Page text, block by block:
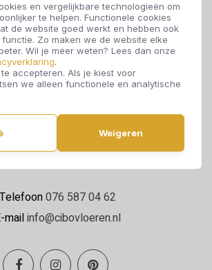
en vergelijkbare technologieën om
te helpen. Functionele cookies
de website goed werkt en hebben ook
Zo maken we de website elke
Wil je meer weten? Lees dan onze
.
te accepteren. Als je kiest voor
we alleen functionele en analytische
Weigeren
Cibo Vloeren
4814 NE Breda
t/m zaterdag 09:00 - 17:00
Telefoon076 587 04 62
mailinfo@cibovloeren.nl